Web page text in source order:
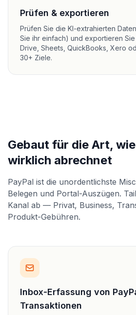
Prüfen & exportieren
Prüfen Sie die KI-extrahierten
Sie ihr einfach) und exportieren
Drive, Sheets, QuickBooks, Xero
30+ Ziele.
Gebaut für die Art,
wirklich abrechnet
PayPal ist die unordentlichste
Belegen und Portal-Auszügen.
Kanal ab — Privat, Business,
Produkt-Gebühren.
Inbox-Erfassung von
Transaktionen